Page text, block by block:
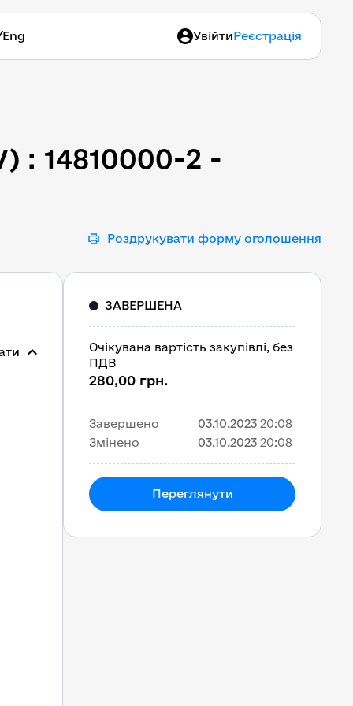
Eng УвійтиРеєстрація
: 14810000-2 -
Роздрукувати форму оголошення
ЗАВЕРШЕНА
Очікувана вартість закупівлі, без
ПДВ
280,00 грн.
Завершено 03.10.2023 20:08
Змінено
03.10.2023 20:08
Переглянути